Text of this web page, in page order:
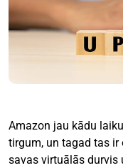
Amazon jau kādu
tirgum, un tagad tas
savas virtuālās durvis